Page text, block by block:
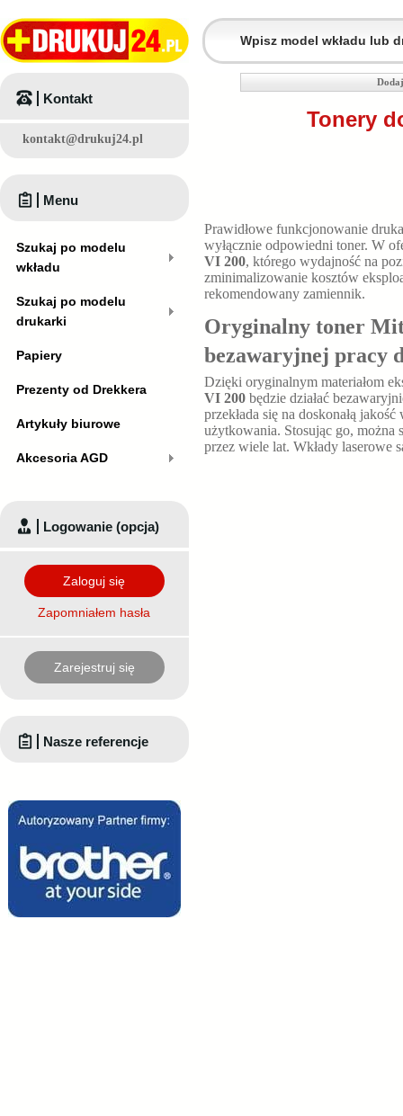
Tonery
Prawidłowe funkcjonowanie
wyłącznie odpowiedni toner. W
VI 200, którego wydajność na
zminimalizowanie kosztów
rekomendowany zamiennik.
Oryginalny toner
bezawaryjnej pracy
Dzięki oryginalnym materiałom
VI 200 będzie działać
przekłada się na doskonałą
użytkowania. Stosując go, można
przez wiele lat. Wkłady laserowe
Kontakt
kontakt@drukuj24.pl
Menu
Szukaj po modelu
wkładu
Szukaj po modelu
drukarki
Papiery
Prezenty od Drekkera
Artykuły biurowe
Akcesoria AGD
Logowanie (opcja)
Zaloguj się
Zapomniałem hasła
Zarejestruj się
Nasze referencje